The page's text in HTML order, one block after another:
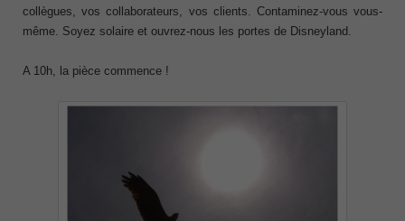
collègues, vos collaborateurs, vos clients. Contaminez-vous vous-
même. Soyez solaire et ouvrez-nous les portes de Disneyland.
A 10h, la pièce commence !